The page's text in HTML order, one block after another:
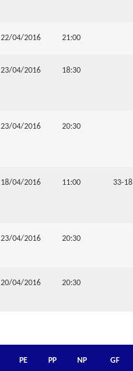
22/04/2016 21:00
23/04/2016 18:30
23/04/2016 20:30
18/04/2016 11:00 33-18
23/04/2016 20:30
20/04/2016 20:30
PE PP NP GF